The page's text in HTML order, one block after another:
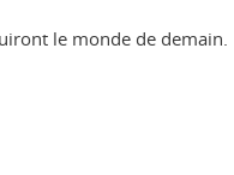
le monde de demain.